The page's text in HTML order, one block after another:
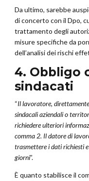
Da ultimo, sarebbe
di concerto con il Dpo,
trattamento degli
misure specifiche da
dell’analisi dei rischi
4. Obbligo
sindacati
“Il lavoratore,
sindacali aziendali o
richiedere ulteriori
comma 2. Il datore di
trasmettere i dati richiesti
giorni”.
È quanto stabilisce il